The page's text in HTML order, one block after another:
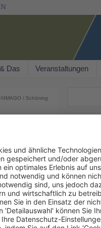
Das Veranstaltungen
©IMAGO / Schöning
ist der